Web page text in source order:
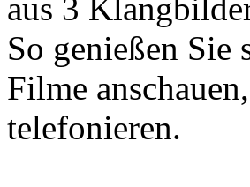
aus 3
So genießen
Filme
telefonieren.